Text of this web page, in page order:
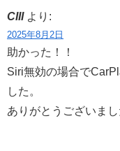
CIII より:
2025年8月2日
助かった！！
Siri無効の場合で
した。
ありがとうございまし